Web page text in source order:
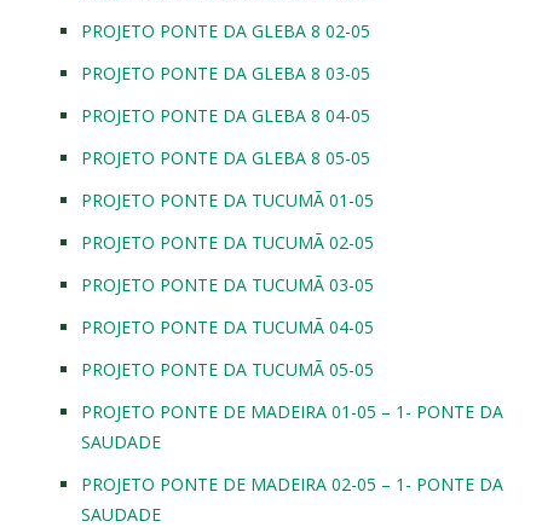
PROJETO PONTE DA GLEBA 8 02-05
PROJETO PONTE DA GLEBA 8 03-05
PROJETO PONTE DA GLEBA 8 04-05
PROJETO PONTE DA GLEBA 8 05-05
PROJETO PONTE DA TUCUMÃ 01-05
PROJETO PONTE DA TUCUMÃ 02-05
PROJETO PONTE DA TUCUMÃ 03-05
PROJETO PONTE DA TUCUMÃ 04-05
PROJETO PONTE DA TUCUMÃ 05-05
PROJETO PONTE DE MADEIRA 01-05 – 1- PONTE DA
SAUDADE
PROJETO PONTE DE MADEIRA 02-05 – 1- PONTE DA
SAUDADE